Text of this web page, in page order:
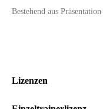
Bestehend aus
Lizenzen